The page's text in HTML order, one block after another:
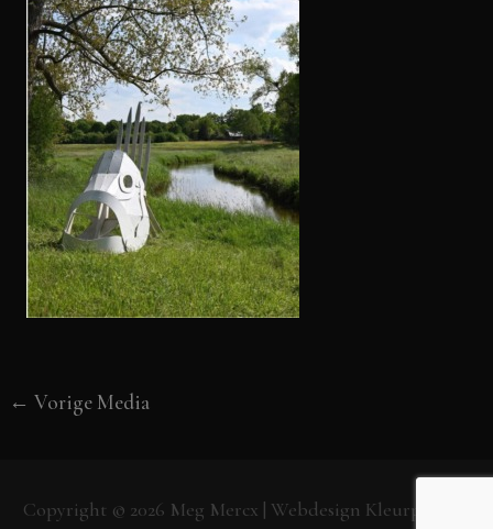
← Vorige Media
Copyright © 2026 Meg Mercx | Webdesign Kleurpunt.nl